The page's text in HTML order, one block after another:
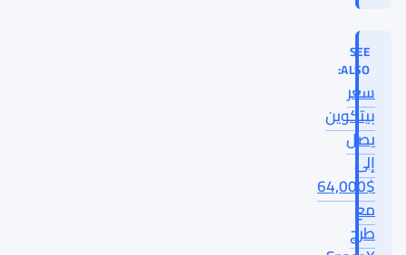
SEE
ALSO:
سعر
بيتكوين
يصل
إلى
$64,000
مع
طرح